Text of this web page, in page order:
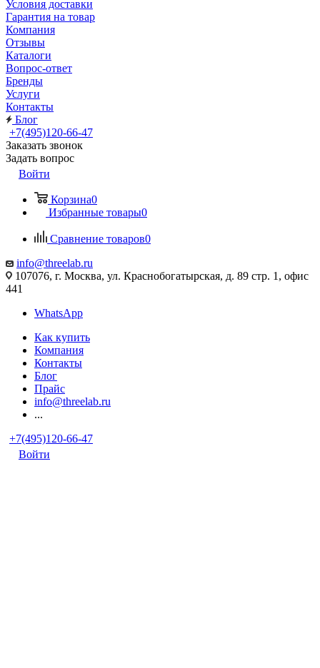
Условия доставки
Гарантия на товар
Компания
Отзывы
Каталоги
Вопрос-ответ
Бренды
Услуги
Контакты
Блог
+7(495)120-66-47
Заказать звонок
Задать вопрос
Войти
Корзина0
Избранные товары0
Сравнение товаров0
info@threelab.ru
107076, г. Москва, ул. Краснобогатырская, д. 89 стр. 1, офис
441
WhatsApp
Как купить
Компания
Контакты
Блог
Прайс
info@threelab.ru
...
+7(495)120-66-47
Войти